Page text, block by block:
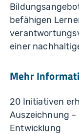
befähigen
einer
Mehr
20 Initiativen
Auszeichnung
Entwicklung